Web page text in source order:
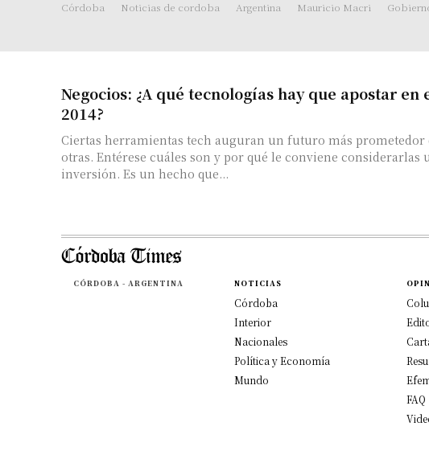
Córdoba Noticias de cordoba Argentina Mauricio Macri
Negocios: ¿A qué tecnologías hay que apostar en
2014?
Ciertas herramientas tech auguran un futuro más prometedor
otras. Entérese cuáles son y por qué le conviene considerarlas
inversión. Es un hecho que...
CÓRDOBA - ARGENTINA NOTICIAS
Córdoba
Interior
Nacionales
Política y Economía
Mundo
FAQ